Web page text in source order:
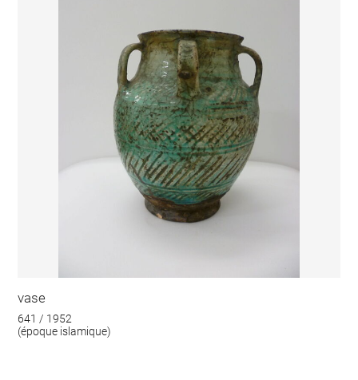
vase
641 / 1952
(époque islamique)